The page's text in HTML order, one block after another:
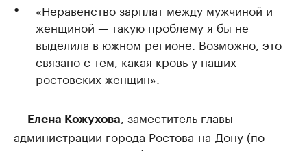
«Неравенство зарплат между мужчиной и
женщиной — такую проблему я бы не
выделила в южном регионе. Возможно, это
связано с тем, какая кровь у наших
ростовских женщин».
— Елена Кожухова
, заместитель главы
администрации города Ростова-на-Дону (по